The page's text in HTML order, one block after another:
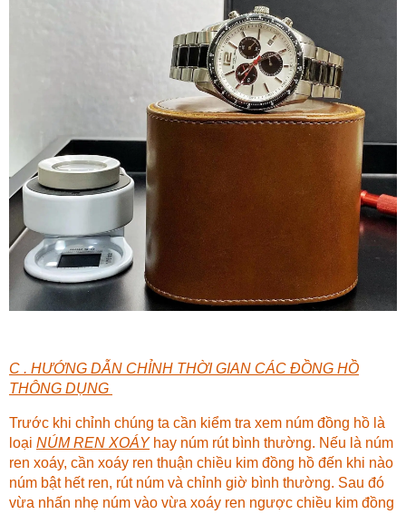
C . HƯỚNG DẪN CHỈNH THỜI GIAN CÁC ĐỒNG HỒ
THÔNG DỤNG
Trước khi chỉnh chúng ta cần kiểm tra xem núm đồng hồ là
loại NÚM REN XOÁYhay núm rút bình thường. Nếu là núm
ren xoáy, cần xoáy ren thuận chiều kim đồng hồ đến khi nào
núm bật hết ren, rút núm và chỉnh giờ bình thường. Sau đó
vừa nhấn nhẹ núm vào vừa xoáy ren ngược chiều kim đồng